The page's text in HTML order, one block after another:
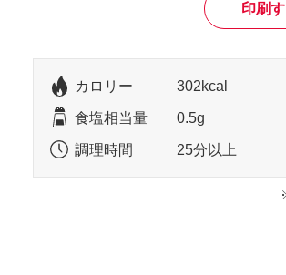
印刷
カロリー 302kcal
食塩相当量 0.5g
調理時間 25分以上